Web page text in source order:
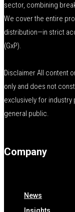
sector, combining
We cover the entire
distribution—in strict
(GxP).
Disclaimer All content
only and does not
exclusively for
general public.
Company
News